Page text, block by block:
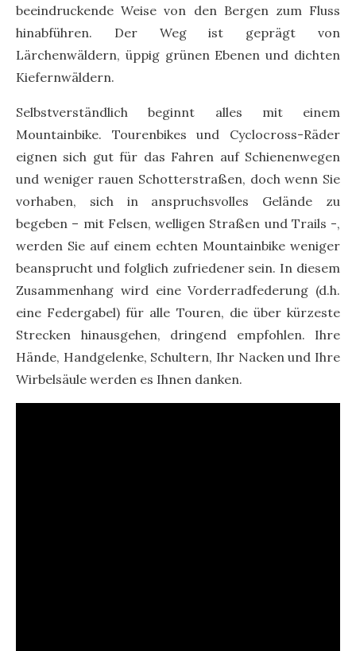
beeindruckende Weise von den Bergen zum Fluss
hinabführen. Der Weg ist geprägt von
Lärchenwäldern, üppig grünen Ebenen und dichten
Kiefernwäldern.
Selbstverständlich beginnt alles mit einem
Mountainbike. Tourenbikes und Cyclocross-Räder
eignen sich gut für das Fahren auf Schienenwegen
und weniger rauen Schotterstraßen, doch wenn Sie
vorhaben, sich in anspruchsvolles Gelände zu
begeben – mit Felsen, welligen Straßen und Trails -,
werden Sie auf einem echten Mountainbike weniger
beansprucht und folglich zufriedener sein. In diesem
Zusammenhang wird eine Vorderradfederung (d.h.
eine Federgabel) für alle Touren, die über kürzeste
Strecken hinausgehen, dringend empfohlen. Ihre
Hände, Handgelenke, Schultern, Ihr Nacken und Ihre
Wirbelsäule werden es Ihnen danken.